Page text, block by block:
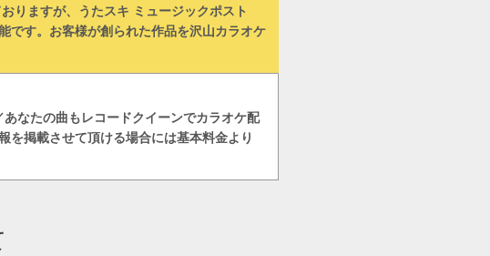
りますが、うたスキ ミュージックポスト
です。お客様が創られた作品を沢山カラオケ
なたの曲もレコードクイーンでカラオケ配
を掲載させて頂ける場合には基本料金より